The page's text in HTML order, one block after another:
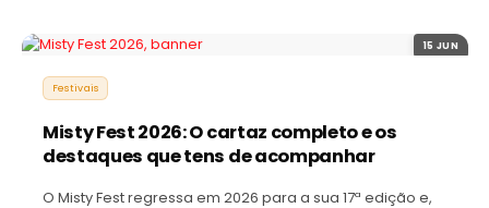
15 JUN
Festivais
Misty Fest 2026: O cartaz completo e os
destaques que tens de acompanhar
O Misty Fest regressa em 2026 para a sua 17ª edição e,